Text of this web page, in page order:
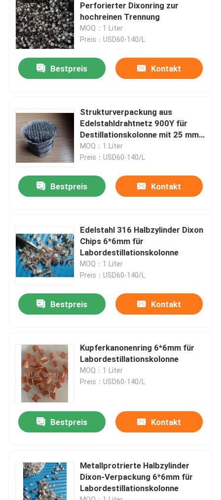
Produkte
Videos
Über uns
Qualitätskontrolle
Kontakt mit uns
Bitte um ein Angebot
PSA-Molekularsiet
Molekulare Siebe Zeolith
Perforierter Dixonring zur
hochreinen Trennung
MOQ：1 Liter
Preis：USD60-140/L
Bestpreis Kontakt
Strukturverpackung aus
Edelstahldrahtnetz 900Y für
Destillationskolonne mit 25 mm
Durchmesser
MOQ：1 Liter
Preis：USD60-140/L
Bestpreis Kontakt
Edelstahl 316 Halbzylinder Dixon
Chips 6*6mm für
Labordestillationskolonne
MOQ：1 Liter
Preis：USD60-140/L
Bestpreis Kontakt
Kupferkanonenring 6*6mm für
Labordestillationskolonne
MOQ：1 Liter
Preis：USD60-140/L
Bestpreis Kontakt
Metallprotrierte Halbzylinder
Dixon-Verpackung 6*6mm für
Labordestillationskolonne